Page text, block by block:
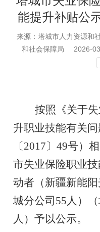
能提升补贴公
来源：塔城市人力资源和
和社会保障局
2026-
按照《关于
升职业技能有关
〔2017〕49号）
市失业保险职业
动者（新疆新能
城分公司55人）
人）予以公示。